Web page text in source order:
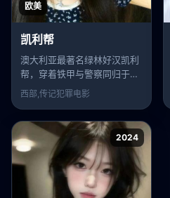
欧美
凯利帮
澳大利亚最著名绿林好汉凯利
帮，穿着铁甲与警察同归于
尽。
西部,传记犯罪电影
2024